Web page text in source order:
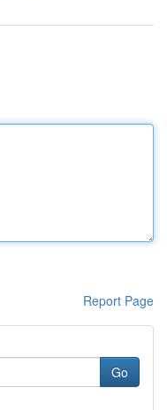
Report Page
Go